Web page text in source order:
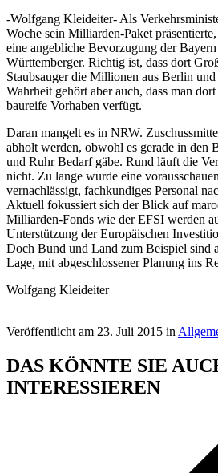
-Wolfgang Kleideiter- Als
Woche sein Milliarden-Paket
eine angebliche Bevorzugung der
Württemberger. Richtig ist, dass dort
Staubsauger die Millionen aus Berlin
Wahrheit gehört aber auch, dass man
baureife Vorhaben verfügt.
Daran mangelt es in NRW.
abholt werden, obwohl es gerade in den
und Ruhr Bedarf gäbe. Rund läuft die
nicht. Zu lange wurde eine
vernachlässigt, fachkundiges Personal
Aktuell fokussiert sich der Blick auf
Milliarden-Fonds wie der EFSI werden
Unterstützung der Europäischen
Doch Bund und Land zum Beispiel sind
Lage, mit abgeschlossener Planung ins
Wolfgang Kleideiter
Veröffentlicht am 23. Juli 2015 in
DAS KÖNNTE SIE
INTERESSIEREN